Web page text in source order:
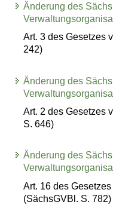
Änderung des
Art. 3 des Gesetzes
242)
Änderung des
Art. 2 des Gesetzes
S. 646)
Änderung des
Art. 16 des
(SächsGVBl. S. 782)